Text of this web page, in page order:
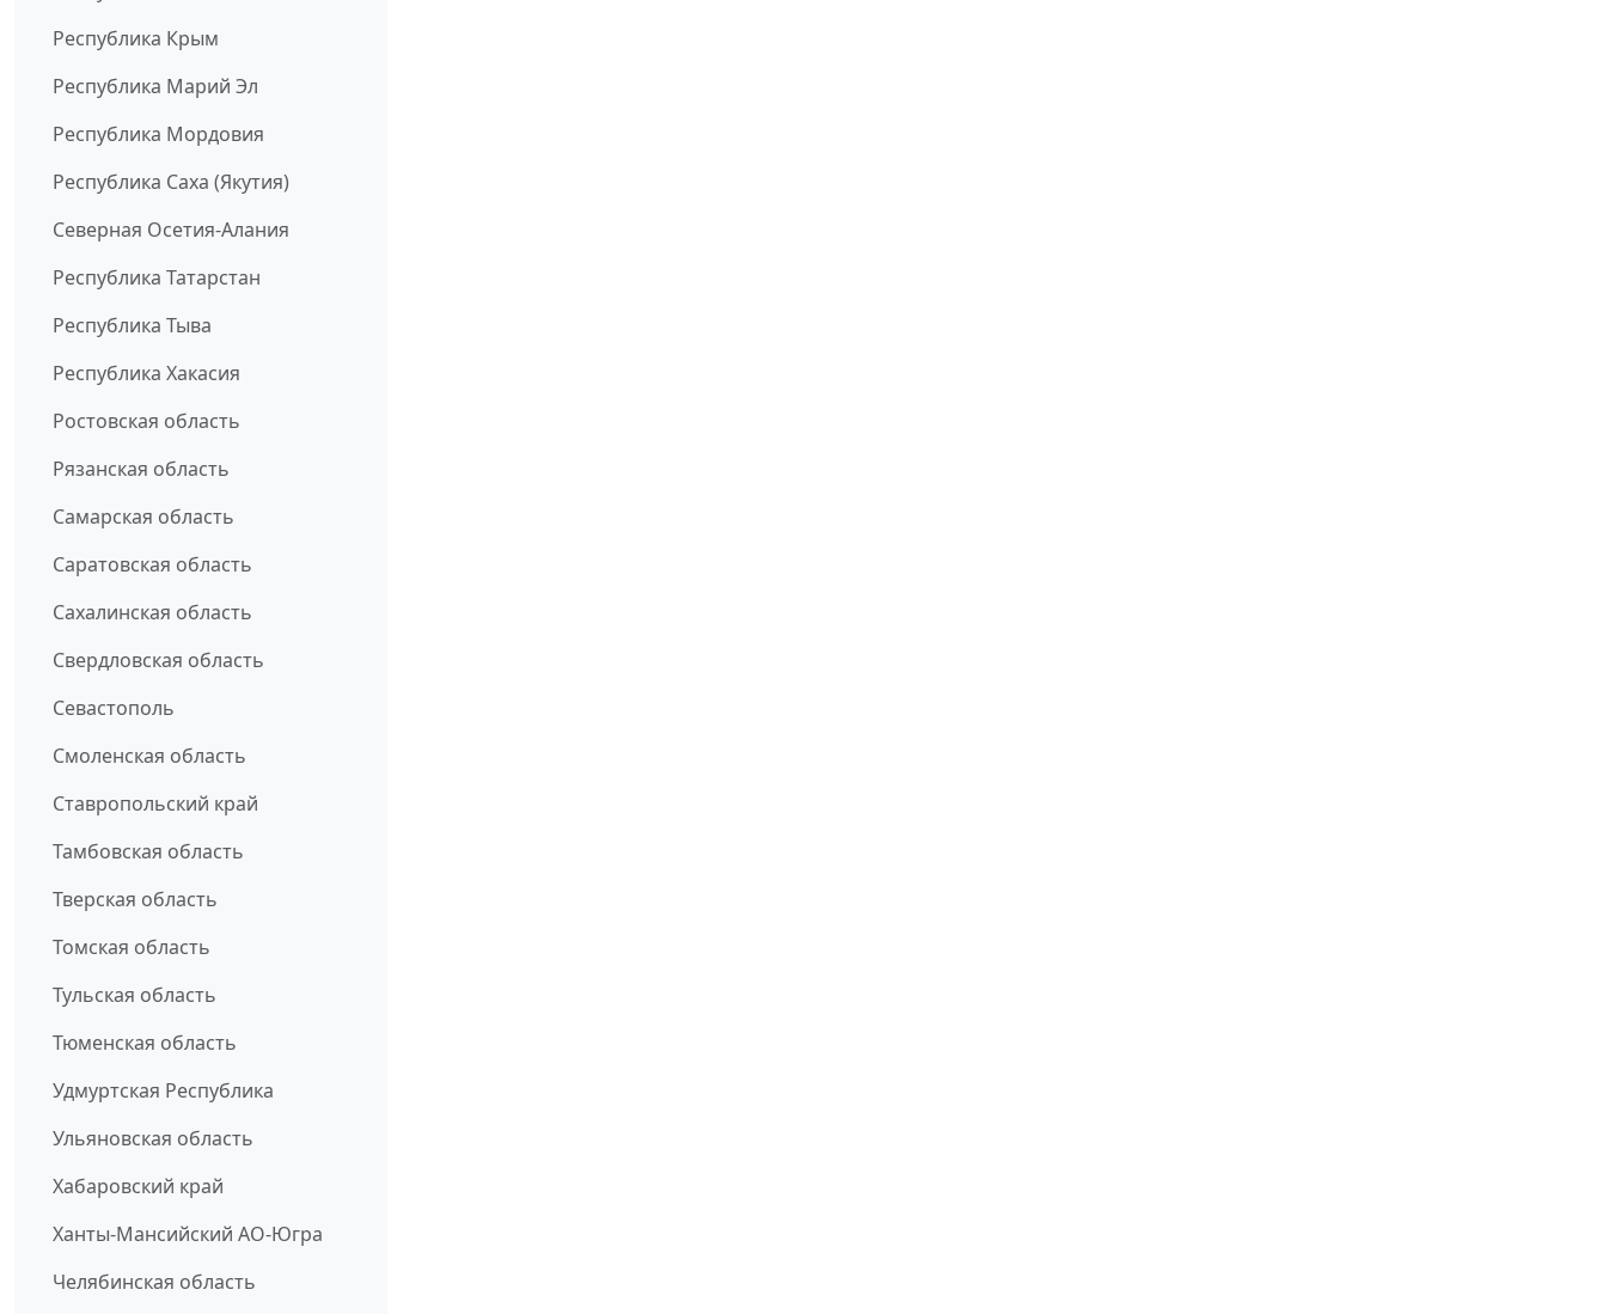
Республика Крым
Республика Марий Эл
Республика Мордовия
Республика Саха (Якутия)
Северная Осетия-Алания
Республика Татарстан
Республика Тыва
Республика Хакасия
Ростовская область
Рязанская область
Самарская область
Саратовская область
Сахалинская область
Свердловская область
Севастополь
Смоленская область
Ставропольский край
Тамбовская область
Тверская область
Томская область
Тульская область
Тюменская область
Удмуртская Республика
Ульяновская область
Хабаровский край
Ханты-Мансийский АО-Югра
Челябинская область